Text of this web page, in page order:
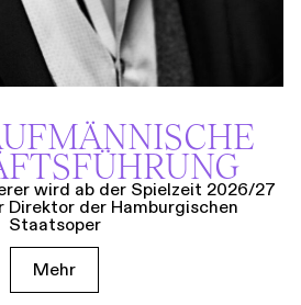
wird ab der Spielzeit 2026/27
Direktor der Hamburgischen
Staatsoper
Mehr